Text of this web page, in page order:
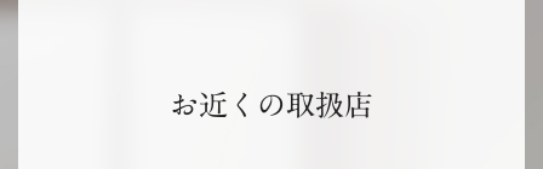
お近くの取扱店